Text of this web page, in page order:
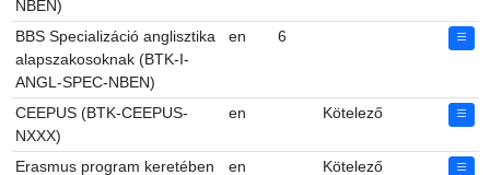
NBEN)
BBS Specializáció anglisztika
alapszakosoknak (BTK-I-
ANGL-SPEC-NBEN)
en 6
CEEPUS (BTK-CEEPUS-
NXXX)
en Kötelező
Erasmus program keretében en Kötelező